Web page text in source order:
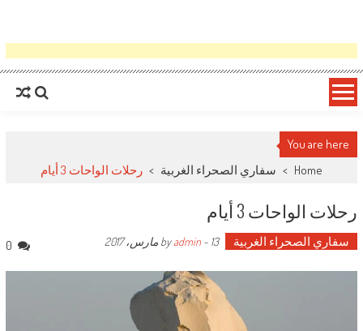
You are here
Home
> سفاري الصحراء الغربية > رحلات الواحات 3 أيام
رحلات الواحات 3 أيام
سفاري الصحراء الغربية by
admin - 13 مارس، 2017 0